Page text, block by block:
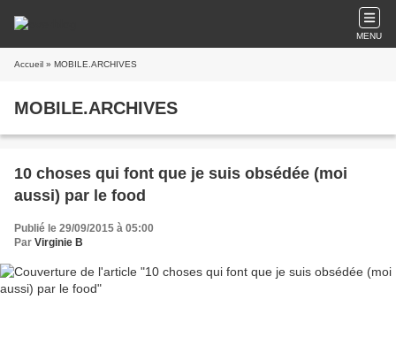
MENU
Accueil » MOBILE.ARCHIVES
MOBILE.ARCHIVES
10 choses qui font que je suis obsédée (moi
aussi) par le food
Publié le 29/09/2015 à 05:00
Par Virginie B